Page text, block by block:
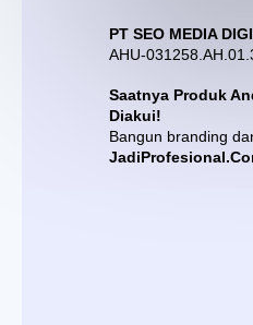
PT SEO MEDIA
AHU-
Saatnya Produk
Diakui!
Bangun branding